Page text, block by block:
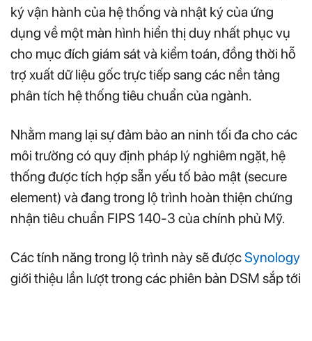
ký vận hành của hệ thống và nhật ký của ứng
dụng về một màn hình hiển thị duy nhất phục vụ
cho mục đích giám sát và kiểm toán, đồng thời hỗ
trợ xuất dữ liệu gốc trực tiếp sang các nền tảng
phân tích hệ thống tiêu chuẩn của ngành.
Nhằm mang lại sự đảm bảo an ninh tối đa cho các
môi trường có quy định pháp lý nghiêm ngặt, hệ
thống được tích hợp sẵn yếu tố bảo mật (secure
element) và đang trong lộ trình hoàn thiện chứng
nhận tiêu chuẩn FIPS 140-3 của chính phủ Mỹ.
Các tính năng trong lộ trình này sẽ đượcSynology
giới thiệu lần lượt trong các phiên bản DSM sắp tới